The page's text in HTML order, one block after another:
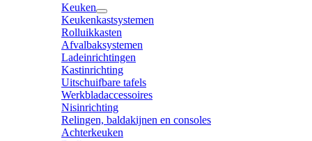
Keuken
Keukenkastsystemen
Rolluikkasten
Afvalbaksystemen
Ladeinrichtingen
Kastinrichting
Uitschuifbare tafels
Werkbladaccessoires
Nisinrichting
Relingen, baldakijnen en consoles
Achterkeuken